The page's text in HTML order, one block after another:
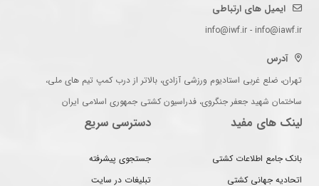
ایمیل های ارتباطی
info@iwf.ir - info@iawf.ir
آدرس
تهران، ضلع غربی استادیوم ورزشی آزادی، بالاتر از درب کمپ تیم های ملی،
ساختمان شهید جعفر جنگروی، فدراسیون کشتی جمهوری اسلامی ایران
لینک های مفید
بانک جامع اطلاعات کشتی
اتحادیه جهانی کشتی
دسترسی سریع
جستجوی پیشرفته
تبلیغات در سایت